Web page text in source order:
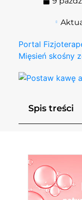
Portal
Mięsień skośny
Spis treści